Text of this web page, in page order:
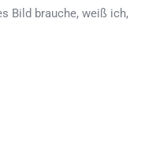
Bild brauche, weiß ich,